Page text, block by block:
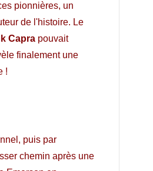
pionnières, un
de l'histoire. Le
Capra pouvait
finalement une
!
puis par
chemin après une